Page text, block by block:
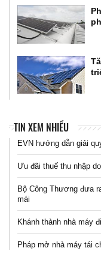
TIN XEM NHIỀU
EVN hướng dẫn giải
Ưu đãi thuế thu nhập
Bộ Công Thương đưa
mái
Khánh thành nhà máy
Pháp mở nhà máy tái